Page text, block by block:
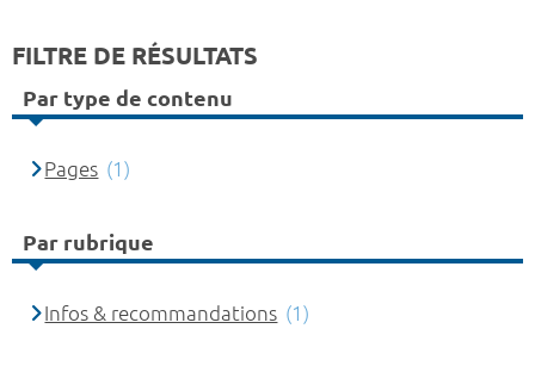
FILTRE DE RÉSULTATS
Par type de contenu
Pages (1)
Par rubrique
Infos & recommandations (1)